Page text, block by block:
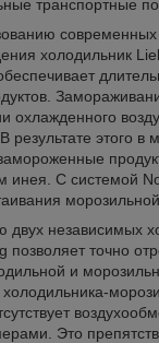
транспортные
холодильник
охлажденного
результате этого
инея. С системой
двух независимых
позволяет точно
и
Это